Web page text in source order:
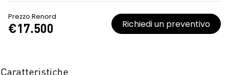
Prezzo Renord
€17.500 Richiedi un preventivo
Caratteristiche